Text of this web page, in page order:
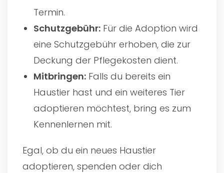
Termin.
Schutzgebühr: Für die Adoption wird
eine Schutzgebühr erhoben, die zur
Deckung der Pflegekosten dient.
Mitbringen: Falls du bereits ein
Haustier hast und ein weiteres Tier
adoptieren möchtest, bring es zum
Kennenlernen mit.
Egal, ob du ein neues Haustier
adoptieren, spenden oder dich